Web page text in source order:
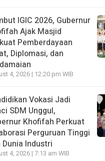
IGIC 2026, Gubernur
Ajak Masjid
Pemberdayaan
Diplomasi, dan
4, 2026 | 12:20 pm WIB
Vokasi Jadi
SDM Unggul,
Khofifah Perkuat
Perguruan Tinggi
Dunia Industri
4, 2026 | 7:13 am WIB